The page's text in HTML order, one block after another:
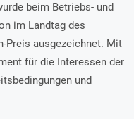
beim Betriebs- und
im Landtag des
Preis ausgezeichnet. Mit
für die Interessen der
und